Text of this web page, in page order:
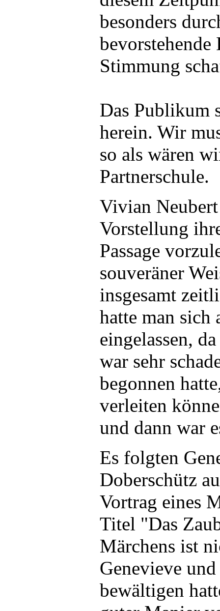
besonders
bevorstehende
Stimmung
Das Publikum
herein. Wir
so als wären
Partnerschule.
Vivian
Vorstellung
Passage
souveräner
insgesamt
hatte man sich
eingelassen,
war sehr
begonnen
verleiten
und dann war
Es folgten
Doberschütz
Vortrag eines
Titel "Das
Märchens ist
Genevieve
bewältigen